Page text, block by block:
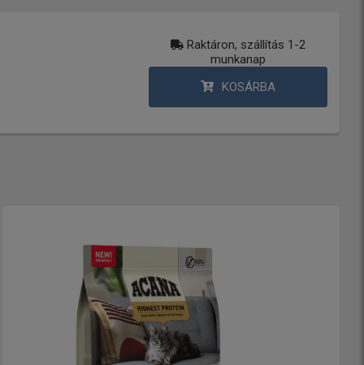
Raktáron, szállítás 1-2
munkanap
KOSÁRBA